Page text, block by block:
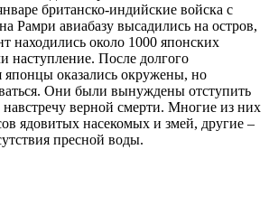
британско-индийские войска с
Рамри авиабазу высадились на остров,
находились около 1000 японских
наступление. После долгого
японцы оказались окружены, но
Они были вынуждены отступить
навстречу верной смерти. Многие из них
ядовитых насекомых и змей, другие –
пресной воды.